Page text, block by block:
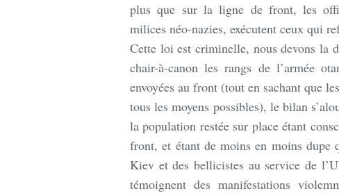
plus que sur la ligne de front, les
milices néo-nazies, exécutent ceux qui
Cette loi est criminelle, nous devons la
chair-à-canon les rangs de l’armée
envoyées au front (tout en sachant que
tous les moyens possibles), le bilan
la population restée sur place étant
front, et étant de moins en moins dupe
Kiev et des bellicistes au service de
témoignent des manifestations